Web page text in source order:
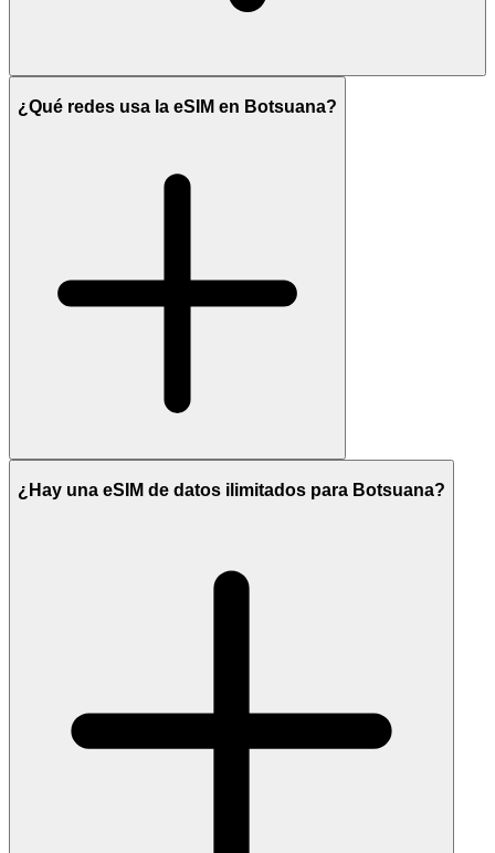
¿Qué redes usa la eSIM en Botsuana?
¿Hay una eSIM de datos ilimitados para Botsuana?